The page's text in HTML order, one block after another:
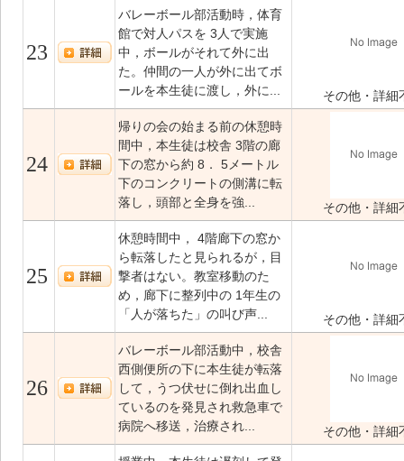
23
バレーボール部活動時，体育
館で対人パスを 3人で実施
中，ボールがそれて外に出
た。仲間の一人が外に出てボ
ールを本生徒に渡し，外に...
その他・詳細
24
帰りの会の始まる前の休憩時
間中，本生徒は校舎 3階の廊
下の窓から約 8． 5メートル
下のコンクリートの側溝に転
落し，頭部と全身を強...
その他・詳細
25
休憩時間中， 4階廊下の窓か
ら転落したと見られるが，目
撃者はない。教室移動のた
め，廊下に整列中の 1年生の
「人が落ちた」の叫び声...
その他・詳細
26
バレーボール部活動中，校舎
西側便所の下に本生徒が転落
して，うつ伏せに倒れ出血し
ているのを発見され救急車で
病院へ移送，治療され...
その他・詳細